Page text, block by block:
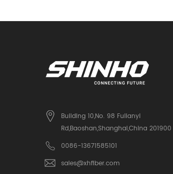
Building 10,No. 98 Fulianyi
Rd,Baoshan,Shanghai,China 201900
0086-13671585101
sales@xhfiber.com